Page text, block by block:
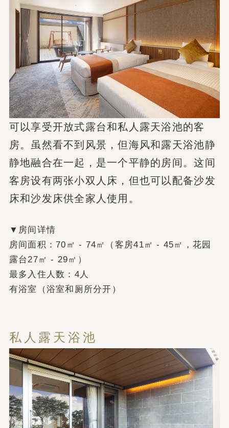
可以享受开放式露台和私人露天浴池的客
房。虽然看不到风景，但海风和露天浴池静
静地融合在一起，是一个平静的房间。这间
客房设有两张小双人床，但也可以配备沙发
床和沙发床供全家人使用。
▼房间详情
房间面积：70㎡ - 74㎡（客房41㎡ - 45㎡，花园
露台27㎡ - 29㎡）
最多入住人数：4人
有浴室（浴室和厕所分开）
私人露天浴池